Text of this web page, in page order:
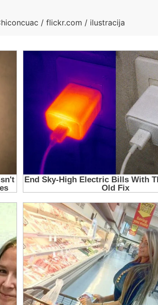
/ flickr.com / ilustracija